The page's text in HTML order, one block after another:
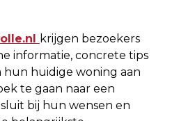
krijgen bezoekers
informatie, concrete tips
huidige woning aan
te gaan naar een
bij hun wensen en